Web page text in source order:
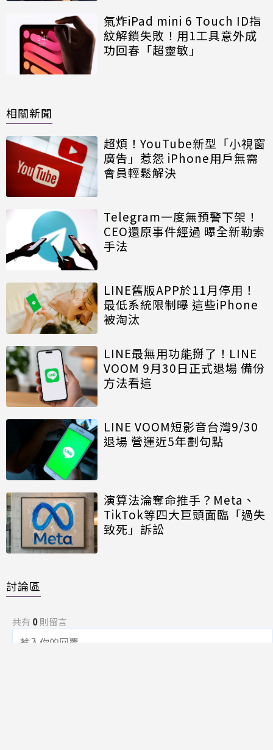
氣炸iPad mini 6 Touch ID指
紋解鎖失敗！用1工具意外成
功回春「超靈敏」
相關新聞
超煩！YouTube新型「小視窗
廣告」惹怨 iPhone用戶無需
會員輕鬆解決
Telegram一度無預警下架！
CEO還原事件經過 曝全新勒索
手法
LINE舊版APP於11月停用！
最低系統限制曝 這些iPhone
被淘汰
LINE最無用功能掰了！LINE
VOOM 9月30日正式退場 備份
方法看這
LINE VOOM短影音台灣9/30
退場 營運近5年劃句點
演算法淪奪命推手？Meta、
TikTok等四大巨頭面臨「過失
致死」訴訟
討論區
共有 0則留言